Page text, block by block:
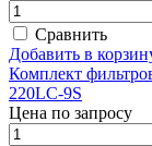
Сравнить
Добавить в
Комплект
220LC-9S
Цена по запросу